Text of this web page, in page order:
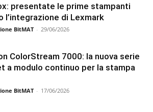
presentate le prime stampanti
l’integrazione di Lexmark
BitMAT - 29/06/2026
ColorStream 7000: la nuova serie
a modulo continuo per la stampa
BitMAT - 17/06/2026